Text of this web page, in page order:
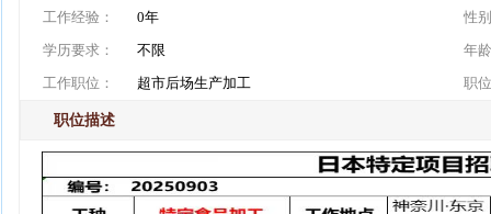
工作经验： 0年
性
学历要求：
不限
年
工作职位：
超市后场生产加工 职
职位描述